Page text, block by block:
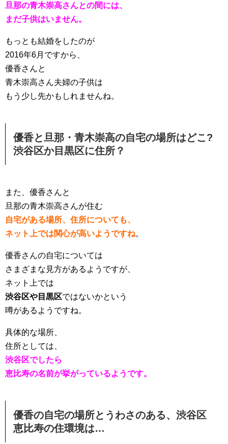
旦那の青木崇高さんとの間には、
まだ子供はいません。
もっとも結婚をしたのが
2016年6月ですから、
優香さんと
青木崇高さん夫婦の子供は
もう少し先かもしれませんね。
優香と旦那・青木崇高の自宅の場所はどこ?
渋谷区か目黒区に住所？
また、優香さんと
旦那の青木崇高さんが住む
自宅がある場所、住所についても、
ネット上では関心が高いようですね。
優香さんの自宅については
さまざまな見方があるようですが、
ネット上では
渋谷区や目黒区ではないかという
噂があるようですね。
具体的な場所、
住所としては、
渋谷区でしたら
恵比寿の名前が挙がっているようです。
優香の自宅の場所とうわさのある、渋谷区
恵比寿の住環境は…